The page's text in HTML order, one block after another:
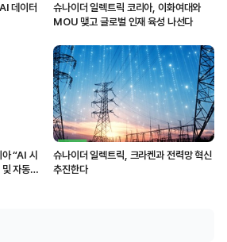
데이터
슈나이더 일렉트릭 코리아, 이화여대와
MOU 맺고 글로벌 인재 육성 나선다
“AI 시
자동화
슈나이더 일렉트릭, 크라켄과 전력망 혁신
추진한다